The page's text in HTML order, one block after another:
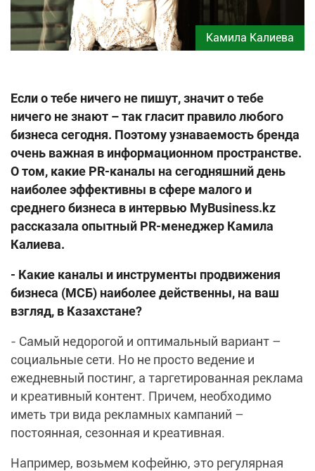
Камила Калиева
Если о тебе ничего не пишут, значит о тебе
ничего не знают – так гласит правило любого
бизнеса сегодня. Поэтому узнаваемость бренда
очень важная в информационном пространстве.
О том, какие PR-каналы на сегодняшний день
наиболее эффективны в сфере малого и
среднего бизнеса в интервью MyBusiness.kz
рассказала опытный PR-менеджер Камила
Калиева.
- Какие каналы и инструменты продвижения
бизнеса (МСБ) наиболее действенны, на ваш
взгляд, в Казахстане?
- Самый недорогой и оптимальный вариант –
социальные сети. Но не просто ведение и
ежедневный постинг, а таргетированная реклама
и креативный контент. Причем, необходимо
иметь три вида рекламных кампаний –
постоянная, сезонная и креативная.
Например, возьмем кофейню, это регулярная